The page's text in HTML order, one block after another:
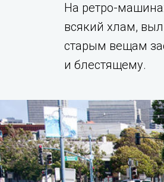
На ретро-
всякий хлам,
старым вещам
и блестящему.